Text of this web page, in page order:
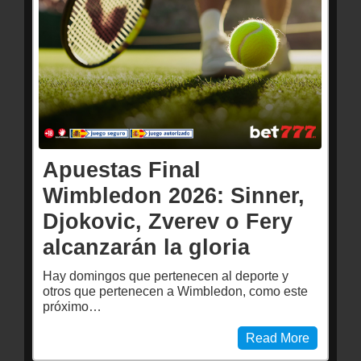
Apuestas Final
Wimbledon 2026: Sinner,
Djokovic, Zverev o Fery
alcanzarán la gloria
Hay domingos que pertenecen al deporte y
otros que pertenecen a Wimbledon, como este
próximo…
Read More